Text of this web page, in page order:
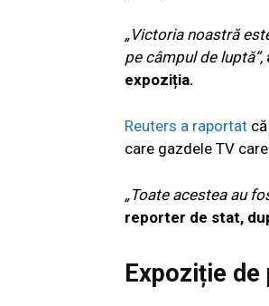
„Victoria noastră
pe câmpul de luptă”,
expoziția.
Reuters a raportat
care gazdele TV
„Toate acestea au
reporter de stat,
Expoziție de